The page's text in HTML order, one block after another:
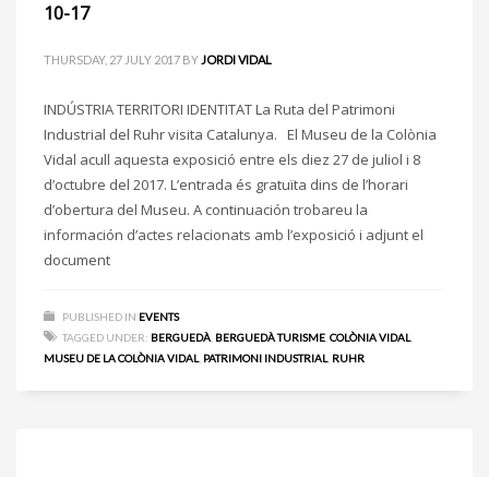
10-17
THURSDAY, 27 JULY 2017 BYJORDI VIDAL
INDÚSTRIA TERRITORI IDENTITAT La Ruta del Patrimoni
Industrial del Ruhr visita Catalunya. El Museu de la Colònia
Vidal acull aquesta exposició entre els diez 27 de juliol i 8
d’octubre del 2017. L’entrada és gratuïta dins de l’horari
d’obertura del Museu. A continuación trobareu la
información d’actes relacionats amb l’exposició i adjunt el
document
PUBLISHED IN EVENTS
TAGGED UNDER: BERGUEDÀ BERGUEDÀ TURISME COLÒNIA VIDAL,
MUSEU DE LA COLÒNIA VIDAL, PATRIMONI INDUSTRIAL, RUHR